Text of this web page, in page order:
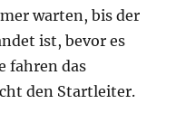
warten, bis der
ist, bevor es
fahren das
den Startleiter.